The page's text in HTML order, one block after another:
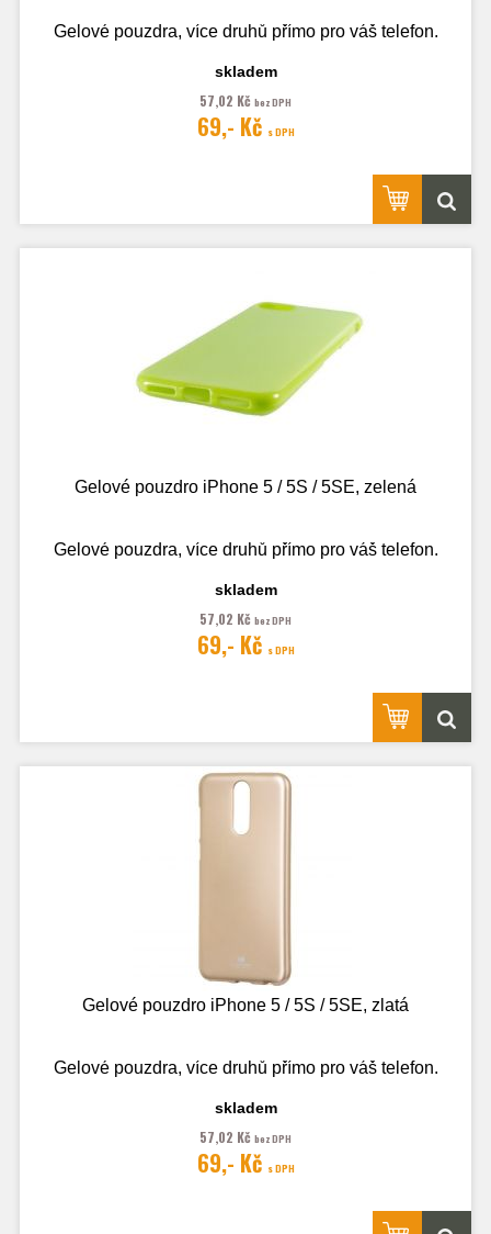
Gelové pouzdra, více druhů přímo pro váš telefon.
Fotografie je pouze ilustrační.
skladem
57,02 Kč bez DPH
69,- Kč s DPH
Gelové pouzdro iPhone 5 / 5S / 5SE, zelená
Gelové pouzdra, více druhů přímo pro váš telefon.
Fotografie je pouze ilustrační.
skladem
57,02 Kč bez DPH
69,- Kč s DPH
Gelové pouzdro iPhone 5 / 5S / 5SE, zlatá
Gelové pouzdra, více druhů přímo pro váš telefon.
Fotografie je pouze ilustrační.
skladem
57,02 Kč bez DPH
69,- Kč s DPH